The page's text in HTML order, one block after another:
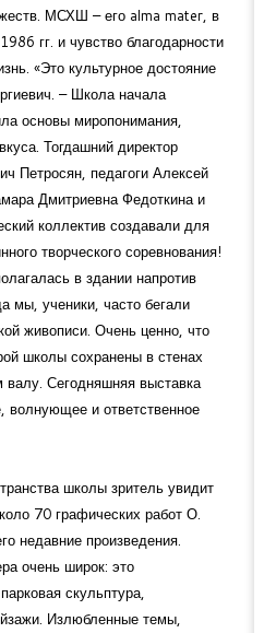
МСХШ – его alma mater, в
гг. и чувство благодарности
«Это культурное достояние
– Школа начала
основы миропонимания,
Тогдашний директор
Петросян, педагоги Алексей
Дмитриевна Федоткина и
коллектив создавали для
творческого соревнования!
в здании напротив
мы, ученики, часто бегали
живописи. Очень ценно, что
школы сохранены в стенах
Сегодняшняя выставка
волнующее и ответственное
школы зритель увидит
70 графических работ О.
недавние произведения.
очень широк: это
скульптура,
Излюбленные темы,